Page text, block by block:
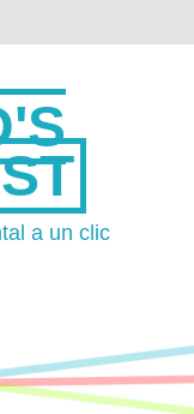
a un clic